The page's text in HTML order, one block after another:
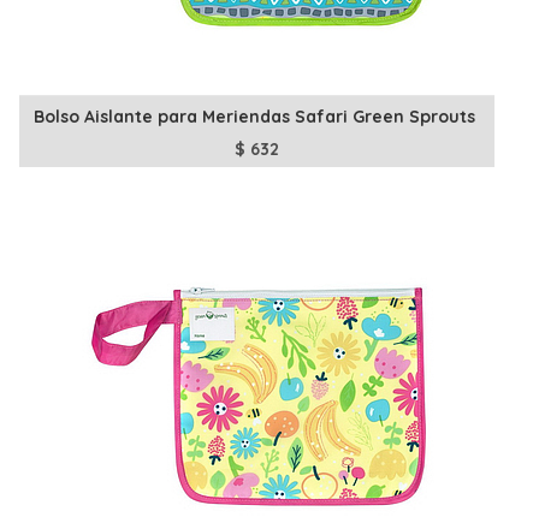
Bolso Aislante para Meriendas Safari Green Sprouts
$ 632